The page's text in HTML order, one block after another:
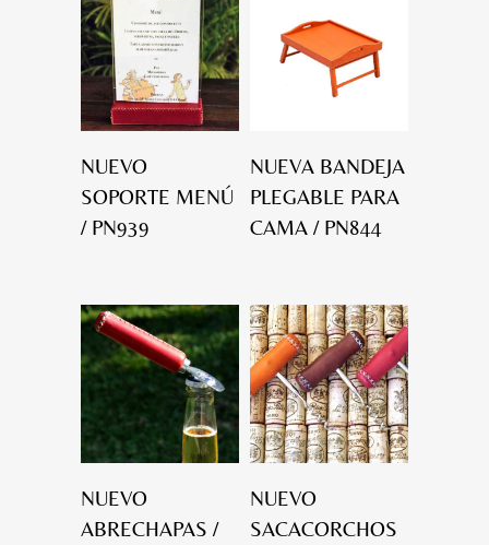
NUEVO
SOPORTE MENÚ
/ PN939
NUEVA BANDEJA
PLEGABLE PARA
CAMA / PN844
NUEVO
ABRECHAPAS /
NUEVO
SACACORCHOS